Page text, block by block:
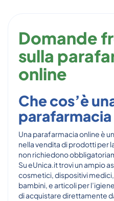
Domande
sulla
online
Che cos’è
Una parafarmacia online è
nella vendita di prodotti per
non richiedono
Su eUnica.it trovi un ampio
cosmetici, dispositivi
bambini, e articoli per
di acquistare direttamente